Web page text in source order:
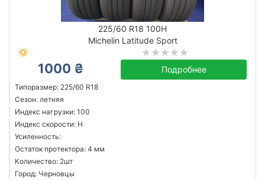
225/60 R18 100H
Michelin Latitude Sport
1000 ₴ Подробнее
Типоразмер: 225/60 R18
Сезон: летняя
Индекс нагрузки: 100
Индекс скорости: H
Усиленность:
Остаток протектора: 4 мм
Количество: 2шт
Город: Черновцы